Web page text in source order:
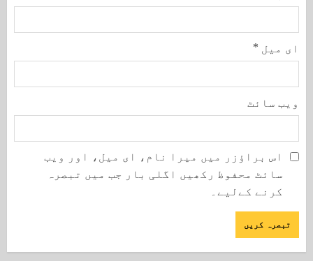
ای میل *
ویب‌ سائٹ
اس براؤزر میں میرا نام، ای میل، اور ویب
سائٹ محفوظ رکھیں اگلی بار جب میں تبصرہ
کرنے کےلیے۔